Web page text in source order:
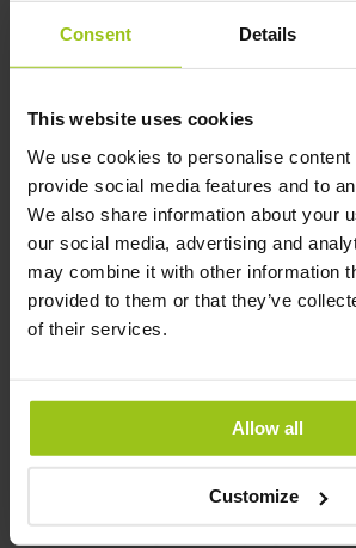
Consent Details
This website uses cookies
We use cookies to personalise content
provide social media features and to
We also share information about your
our social media, advertising and
may combine it with other information
provided to them or that they’ve
of their services.
Allow all
Customize
Ajouter au panier
Les Bienfaits des
L'un des principaux avantages des
capacité à aider le corps à faire face au
une partie naturelle de la vie, mais le
avoir des effets négatifs sur la santé
On pense que les adaptogènes aident
au stress en régulant la production
Les Adaptogènes